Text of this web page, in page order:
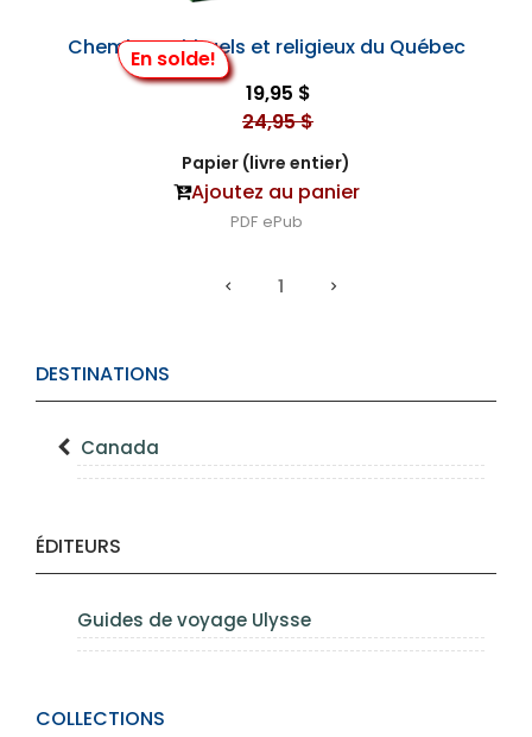
DESTINATIONS
Canada
ÉDITEURS
Guides de voyage Ulysse
COLLECTIONS
En solde!
Chemins spirituels et religieux du Québec
19,95 $
24,95 $
Papier (livre entier)
Ajoutez au panier
PDF ePub
1